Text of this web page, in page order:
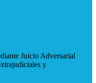
Juicio Adversarial
y